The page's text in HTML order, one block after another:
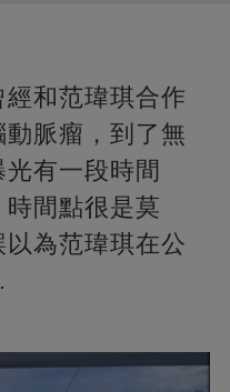
和范瑋琪合作
脈瘤，到了無
有一段時間
間點很是莫
為范瑋琪在公